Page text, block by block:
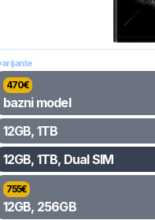
470€
bazni model
12GB, 1TB
12GB, 1TB, Dual SIM
755€
12GB, 256GB